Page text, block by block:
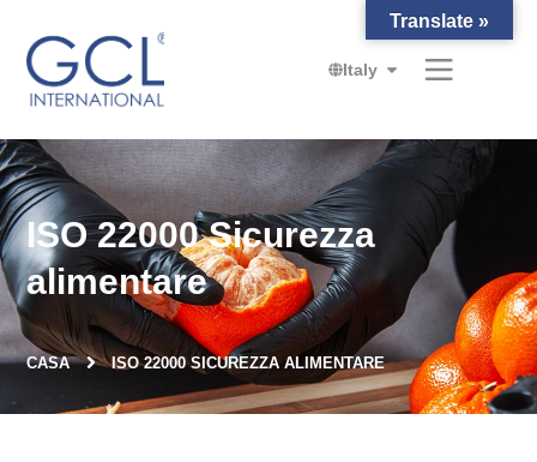
Italy
ISO 22000 Sicurezza
alimentare
CASA ISO 22000 SICUREZZA ALIMENTARE
Translate »